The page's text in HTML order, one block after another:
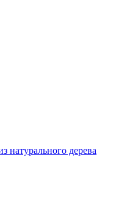
натурального дерева